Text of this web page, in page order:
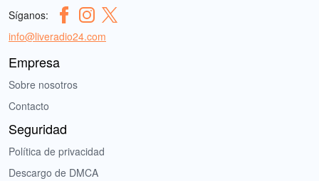
Síganos:
info@liveradio24.com
Empresa
Sobre nosotros
Contacto
Seguridad
Política de privacidad
Descargo de DMCA